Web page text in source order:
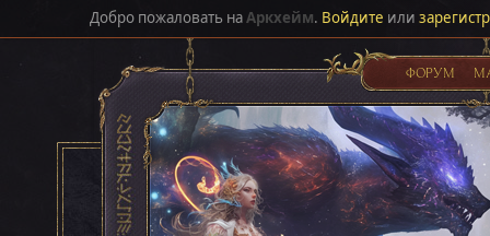
Добро пожаловать наАркхейм. Войдите или
ФОРУМ